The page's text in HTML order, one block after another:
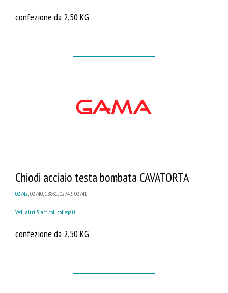
confezione da 2,50 KG
Chiodi acciaio testa bombata CAVATORTA
02742, 02740, 18861, 02743, 02741
Vedi altri 5 articoli collegati
confezione da 2,50 KG